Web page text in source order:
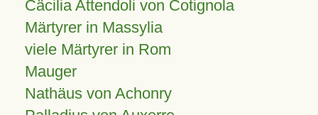
Cäcilia Attendoli von Cotignola
Märtyrer in Massylia
viele Märtyrer in Rom
Mauger
Nathäus von Achonry